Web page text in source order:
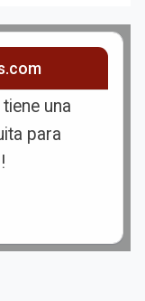
tiene una
para